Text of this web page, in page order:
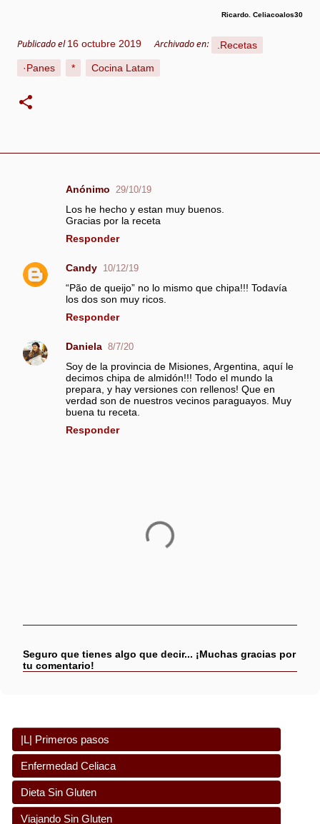
Ricardo. Celiacoalos30
Publicado el 16 octubre 2019 Archivado en:
.Recetas
·Panes
* Cocina Latam
n
t
o
s
Anónimo 29/10/19
Los he hecho y estan muy buenos.
Gracias por la receta
Responder
Candy 10/12/19
“Pão de queijo” no lo mismo que chipa!!! Todavía
los dos son muy ricos.
Responder
Daniela 8/7/20
Soy de la provincia de Misiones, Argentina, aquí le
decimos chipa de almidón!!! Todo el mundo la
prepara, y hay versiones con rellenos! Que en
verdad son de nuestros vecinos paraguayos. Muy
buena tu receta.
Responder
b
l
n
c
o
m
e
n
t
a
Seguro que tienes algo que decir... ¡Muchas gracias por
tu comentario!
|L| Primeros pasos
Consejos para recién diagnosticados
Enfermedad Celiaca
¿Enfermedad celiaca? ¿Celiaquía?
Síntomas y signos
Dieta Sin Gluten
¿Qué es el Gluten? Utilidades
Viajando Sin Gluten